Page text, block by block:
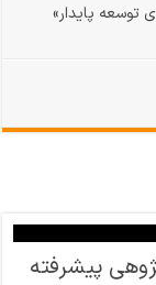
توسعه پایدار»
پیشرفته